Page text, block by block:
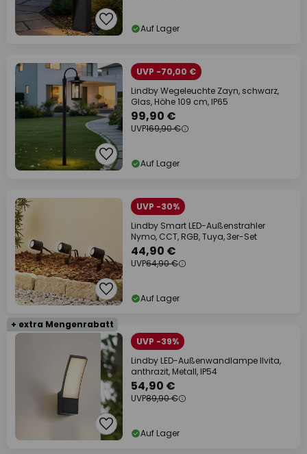
Auf Lager
UVP -70,00 €
Lindby Wegeleuchte Zayn, schwarz,
Glas, Höhe 109 cm, IP65
99,90 €
UVP169,90 €
Auf Lager
UVP -30%
Lindby Smart LED-Außenstrahler
Nymo, CCT, RGB, Tuya, 3er-Set
44,90 €
UVP64,90 €
Auf Lager
+ extra Mengenrabatt
UVP -39%
Lindby LED-Außenwandlampe Ilvita,
anthrazit, Metall, IP54
54,90 €
UVP89,90 €
Auf Lager